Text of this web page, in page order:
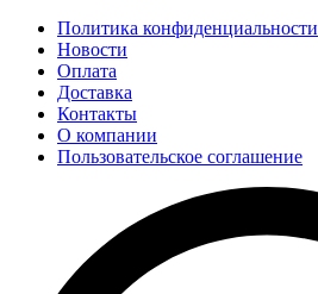
Политика конфиденциальности
Новости
Оплата
Доставка
Контакты
О компании
Пользовательское соглашение